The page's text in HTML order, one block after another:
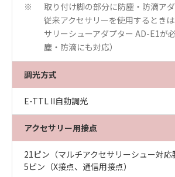
※
取り付け脚の部分に防塵・防滴ア
従来アクセサリーを使用するとき
サリーシューアダプター AD-E1が
塵・防滴にも対応）
調光方式
E-TTL II自動調光
アクセサリー用接点
21ピン（マルチアクセサリーシュー対応
5ピン（X接点、通信用接点）